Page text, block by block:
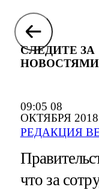
09:05 08
ОКТЯБРЯ 2018
РЕДАКЦИЯ
СЛЕДИТЕ ЗА
что за